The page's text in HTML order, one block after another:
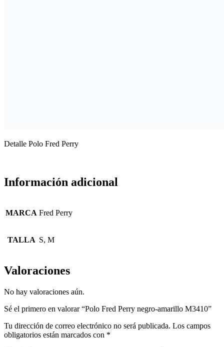
Detalle Polo Fred Perry
Información adicional
MARCA Fred Perry
TALLA S, M
Valoraciones
No hay valoraciones aún.
Sé el primero en valorar “Polo Fred Perry negro-amarillo M3410”
Tu dirección de correo electrónico no será publicada. Los campos
obligatorios están marcados con *